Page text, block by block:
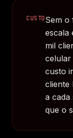
CUSTOSem o
escala
mil
celular
custo
cliente
a cada
que o